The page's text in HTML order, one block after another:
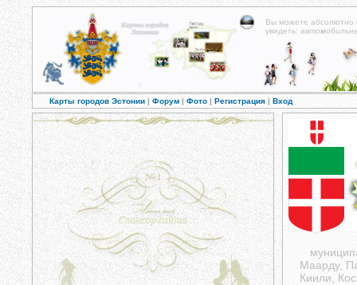
Вы можете абсолютно
увидеть:
Карты городов Эстонии | Форум | Фото | Регистрация | Вход
Маарду,
Киили,